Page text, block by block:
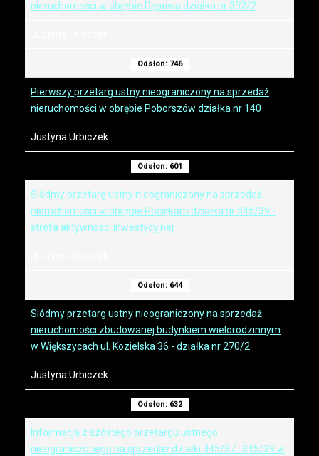
nieruchomości w obrębie Dębowa działka nr 392/2
Odsłon: 746
Pierwszy przetarg ustny nieograniczony na sprzedaż
nieruchomości w obrębie Poborszów działka nr 140
Justyna Urbiczek
Odsłon: 601
Siódmy przetarg ustny nieograniczony na sprzedaż
nieruchomości w obrębie Pociękarb działka nr 345/39 -
strefa aktywności inwestycyjnej
Odsłon: 644
Siódmy przetarg ustny nieograniczony na sprzedaż
nieruchomości zbudowanej budynkiem wielorodzinnym
w Większycach ul. Kozielska 36 - działka nr 270/2
Justyna Urbiczek
Odsłon: 632
Informacja z szóstego przetargu ustnego
nieograniczonego na sprzedaż działki 345/37 i 345/39 w